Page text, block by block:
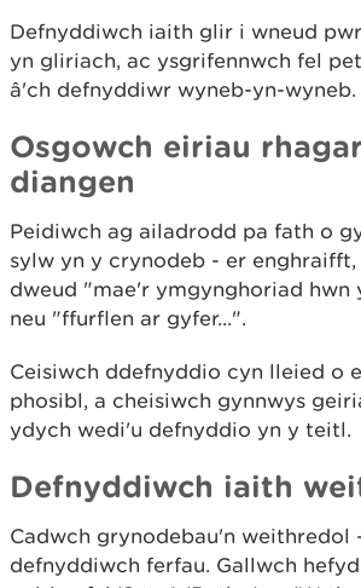
Defnyddiwch iaith glir i wneud
yn gliriach, ac ysgrifennwch fel
â'ch defnyddiwr wyneb-yn-wyneb.
Osgowch eiriau
diangen
Peidiwch ag ailadrodd pa fath o
sylw yn y crynodeb - er
dweud "mae'r ymgynghoriad hwn
neu "ffurflen ar gyfer...".
Ceisiwch ddefnyddio cyn lleied o
phosibl, a cheisiwch gynnwys
ydych wedi'u defnyddio yn y teitl.
Defnyddiwch iaith
Cadwch grynodebau'n weithredol
defnyddiwch ferfau. Gallwch